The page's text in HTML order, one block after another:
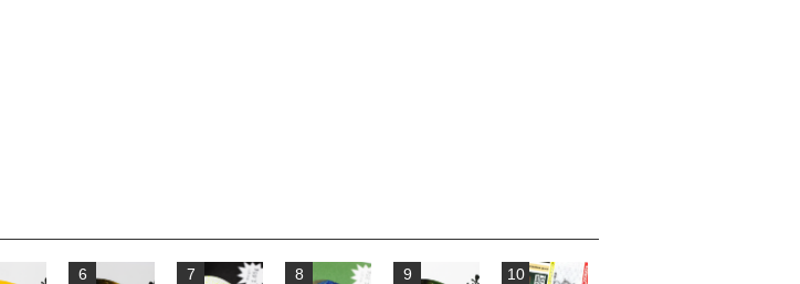
6 7 8 9 10